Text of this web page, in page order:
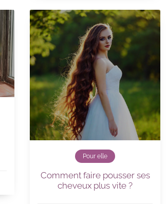
Pour elle
Comment faire pousser ses
cheveux plus vite ?